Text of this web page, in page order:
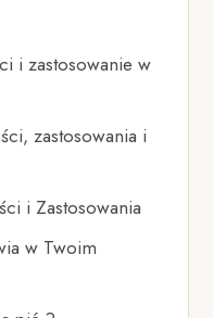
i zastosowanie w
zastosowania i
i Zastosowania
w Twoim